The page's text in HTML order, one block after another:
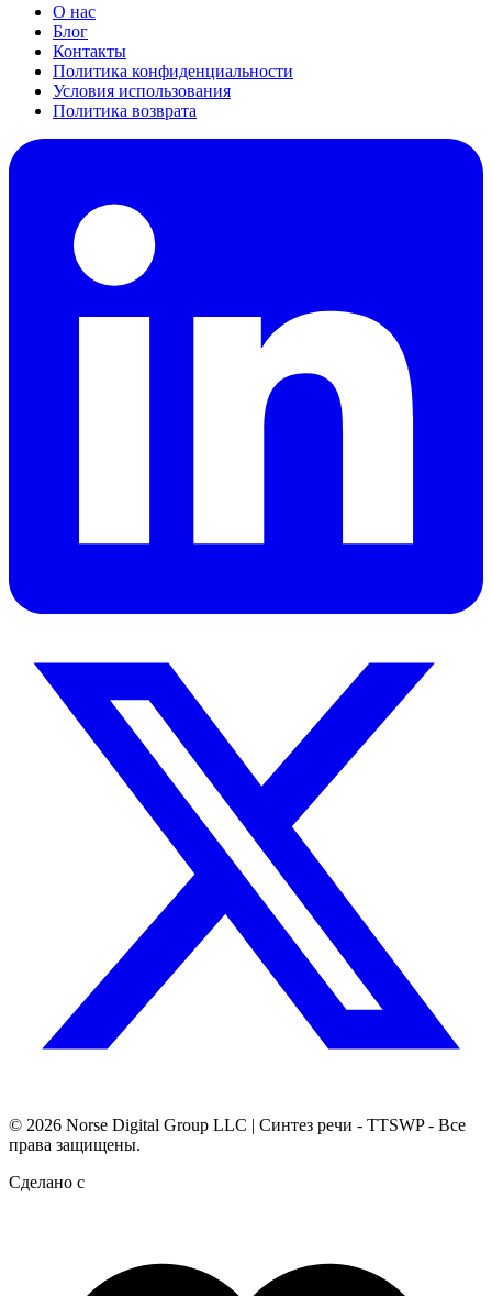
О нас
Блог
Контакты
Политика конфиденциальности
Условия использования
Политика возврата
© 2026 Norse Digital Group LLC | Синтез речи - TTSWP - Все
права защищены.
Сделано с